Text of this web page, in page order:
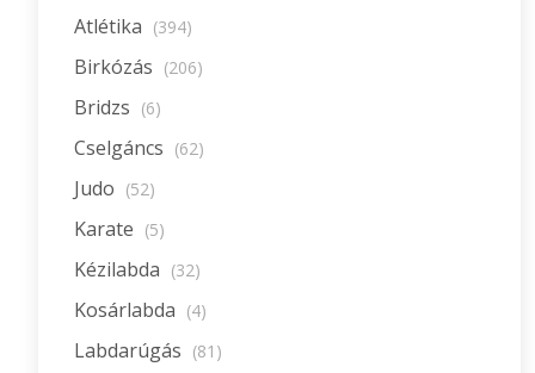
Atlétika (394)
Birkózás (206)
Bridzs (6)
Cselgáncs (62)
Judo (52)
Karate (5)
Kézilabda (32)
Kosárlabda (4)
Labdarúgás (81)